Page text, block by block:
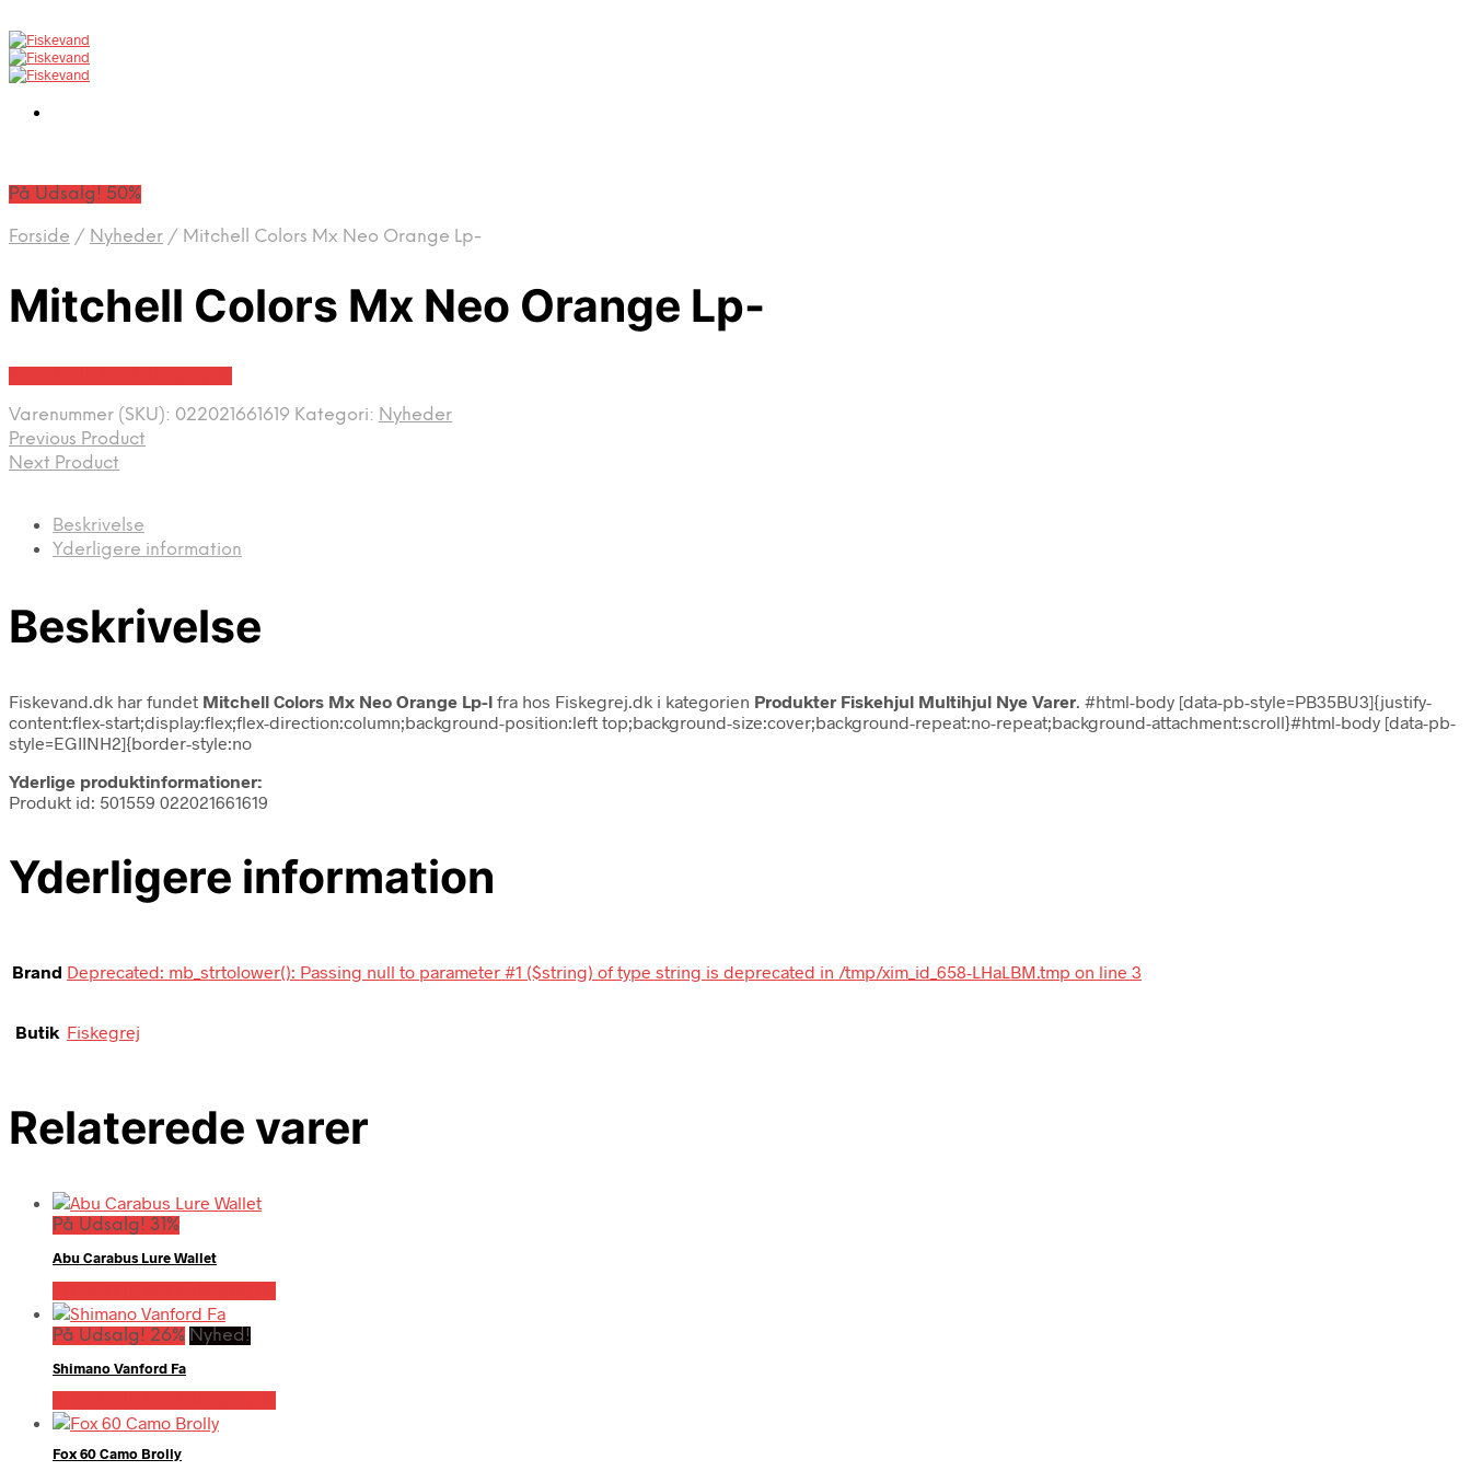
På Udsalg! 50%
Forside / Nyheder / Mitchell Colors Mx Neo Orange Lp-
Mitchell Colors Mx Neo Orange Lp-
Varenummer (SKU): 022021661619 Kategori: Nyheder
Previous Product
Next Product
Beskrivelse
Yderligere information
Beskrivelse
Fiskevand.dk har fundet Mitchell Colors Mx Neo Orange Lp-l fra hos Fiskegrej.dk i kategorien Produkter Fiskehjul Multihjul Nye Varer . #html-body [data-pb-style=PB35BU3]{justify-
content:flex-start;display:flex;flex-direction:column;background-position:left top;background-size:cover;background-repeat:no-repeat;background-attachment:scroll}#html-body [data-pb-
style=EGIINH2]{border-style:no
Yderlige produktinformationer:
Produkt id: 501559 022021661619
Yderligere information
Brand Deprecated: mb_strtolower(): Passing null to parameter #1 ($string) of type string is deprecated in /tmp/xim_id_658-LHaLBM.tmp on line 3
Butik Fiskegrej
Relaterede varer
På Udsalg! 31%
Abu Carabus Lure Wallet
På Udsalg! 26% Nyhed!
Shimano Vanford Fa
Fox 60 Camo Brolly